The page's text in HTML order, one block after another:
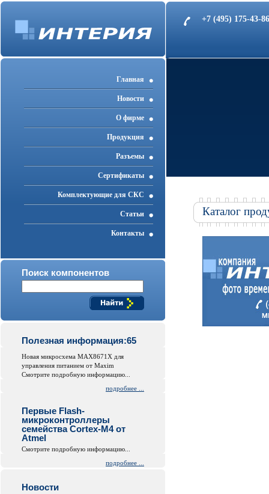
+7 (495) 175-43-
Главная
Новости
О фирме
Продукция
Разъемы
Cертификаты
Комплектующие для СКС
Статьи
Контакты
Поиск компонентов
Полезная информация:65
Новая микросхема MAX8671X для
управления питанием от Maxim
Смотрите подробную информацию...
подробнее ...
Первые Flash-
микроконтроллеры
семейства Cortex-M4 от
Atmel
Смотрите подробную информацию...
подробнее ...
Новости
Каталог